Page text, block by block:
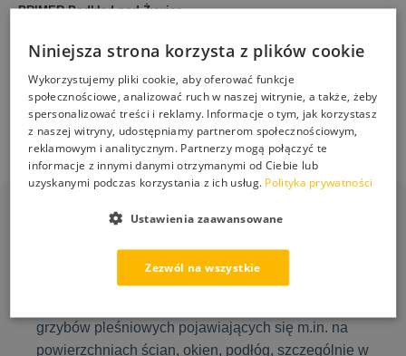
PRIMER Podkład pod Żywicę
ESKIL 5L
Dodaj do koszyka
Stabilizacja Nawierzchni 5L
249,00zł
Dodaj do koszyka
PS-50 Grzyb Stop
grzybów pleśniowych pojawiających się m.in. na
powierzchniach ścian, okien, podłóg, szczególnie w
Niniejsza strona korzysta z plików cookie
Wykorzystujemy pliki cookie, aby oferować funkcje
społecznościowe, analizować ruch w naszej witrynie, a także, żeby
spersonalizować treści i reklamy. Informacje o tym, jak korzystasz
z naszej witryny, udostępniamy partnerom społecznościowym,
reklamowym i analitycznym. Partnerzy mogą połączyć te
informacje z innymi danymi otrzymanymi od Ciebie lub
uzyskanymi podczas korzystania z ich usług. Polityka prywatności
Zezwól na wszystkie
Ustawienia zaawansowane